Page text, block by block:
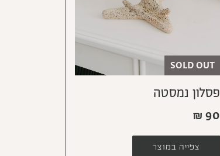
SOLD OUT
פסלון נמסטה
₪ 90
צפייה במוצר